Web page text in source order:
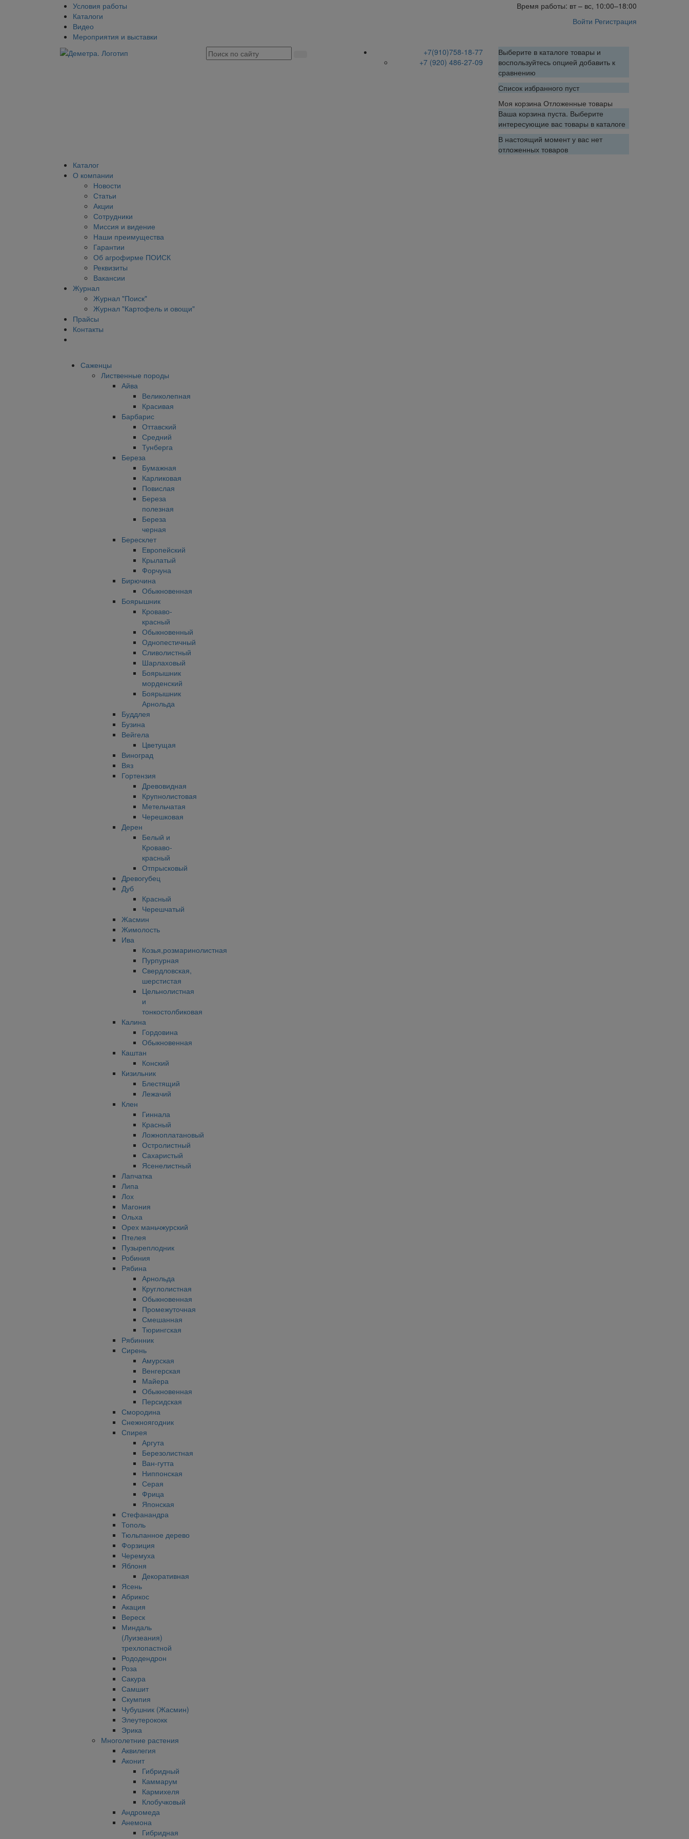
Условия работы
Каталоги
Видео
Мероприятия и выставки
Время работы: вт – вс, 10:00–18:00
Войти Регистрация
+7(910)758-18-77
+7 (920) 486-27-09
Выберите в каталоге товары и
воспользуйтесь опцией добавить к
сравнению
Список избранного пуст
Моя корзина Отложенные товары
Ваша корзина пуста. Выберите
интересующие вас товары в каталоге
В настоящий момент у вас нет
отложенных товаров
Каталог
О компании
Новости
Статьи
Акции
Сотрудники
Миссия и видение
Наши преимущества
Гарантии
Об агрофирме ПОИСК
Реквизиты
Вакансии
Журнал
Журнал "Поиск"
Журнал "Картофель и овощи"
Прайсы
Контакты
Саженцы
Лиственные породы
Айва
Великолепная
Красивая
Барбарис
Оттавский
Средний
Тунберга
Береза
Бумажная
Карликовая
Повислая
Береза
полезная
Береза
черная
Бересклет
Европейский
Крылатый
Форчуна
Бирючина
Обыкновенная
Боярышник
Кроваво-
красный
Обыкновенный
Однопестичный
Сливолистный
Шарлаховый
Боярышник
морденский
Боярышник
Арнольда
Буддлея
Бузина
Вейгела
Цветущая
Виноград
Вяз
Гортензия
Древовидная
Крупнолистовая
Метельчатая
Черешковая
Дерен
Белый и
Кроваво-
красный
Отпрысковый
Древогубец
Дуб
Красный
Черешчатый
Жасмин
Жимолость
Ива
Козья,розмаринолистная
Пурпурная
Свердловская,
шерстистая
Цельнолистная
и
тонкостолбиковая
Калина
Гордовина
Обыкновенная
Каштан
Конский
Кизильник
Блестящий
Лежачий
Клен
Гиннала
Красный
Ложноплатановый
Остролистный
Сахаристый
Ясенелистный
Лапчатка
Липа
Лох
Магония
Ольха
Орех маньчжурский
Птелея
Пузыреплодник
Робиния
Рябина
Арнольда
Круглолистная
Обыкновенная
Промежуточная
Смешанная
Тюрингская
Рябинник
Сирень
Амурская
Венгерская
Майера
Обыкновенная
Персидская
Смородина
Снежноягодник
Спирея
Аргута
Березолистная
Ван-гутта
Ниппонская
Серая
Фрица
Японская
Стефанандра
Тополь
Тюльпанное дерево
Форзиция
Черемуха
Яблоня
Декоративная
Ясень
Абрикос
Акация
Вереск
Миндаль
(Луизеания)
трехлопастной
Рододендрон
Роза
Сакура
Самшит
Скумпия
Чубушник (Жасмин)
Элеутерококк
Эрика
Многолетние растения
Аквилегия
Аконит
Гибридный
Каммарум
Кармихеля
Клобучковый
Андромеда
Анемона
Гибридная